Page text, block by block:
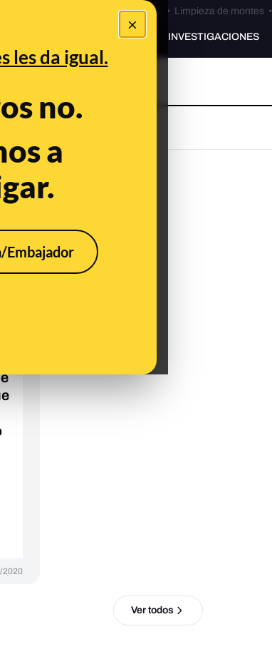
×
les da igual.
no.
a
Embajador
Bulos Ceuta • Limpieza de montes•
PREBUNKING INVESTIGACIONES
2020
Ver todos